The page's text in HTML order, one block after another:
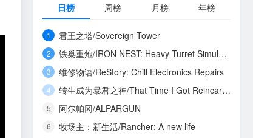
日榜 周榜 月榜 年榜
1 君王之塔/Sovereign Tower
2 铁巢重炮/IRON NEST: Heavy Turret Simulator
3 维修物语/ReStory: Chill Electronics Repairs
4 转生成为暴君之神/That Time I Got Reincarnated as a Tyrant God
5 阿尔帕冈/ALPARGUN
6 牧场主：新生活/Rancher: A new life